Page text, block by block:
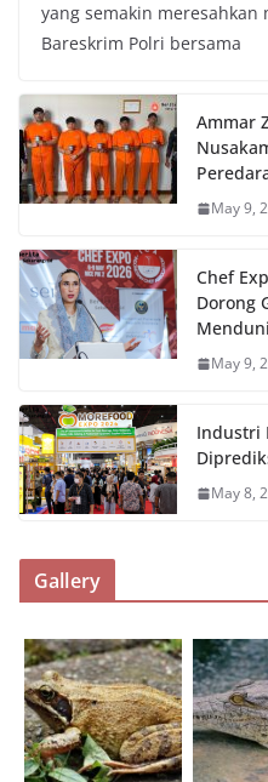
yang semakin meresahkan
Bareskrim Polri bersama
Ammar
May 9,
Chef
Dorong
May 9,
Industri
May 8,
Gallery